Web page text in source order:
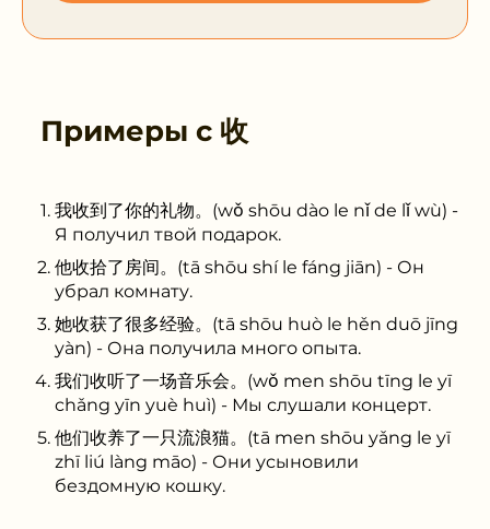
Примеры с 收
我收到了你的礼物。(wǒ shōu dào le nǐ de lǐ wù) -
Я получил твой подарок.
他收拾了房间。(tā shōu shí le fáng jiān) - Он
убрал комнату.
她收获了很多经验。(tā shōu huò le hěn duō jīng
yàn) - Она получила много опыта.
我们收听了一场音乐会。(wǒ men shōu tīng le yī
chǎng yīn yuè huì) - Мы слушали концерт.
他们收养了一只流浪猫。(tā men shōu yǎng le yī
zhī liú làng māo) - Они усыновили
бездомную кошку.